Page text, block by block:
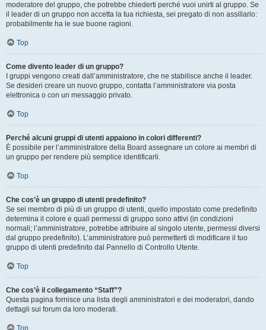
moderatore del gruppo, che potrebbe chiederti perché vuoi unirti al gruppo. Se
il leader di un gruppo non accetta la tua richiesta, sei pregato di non assillarlo:
probabilmente ha le sue buone ragioni.
Top
Come divento leader di un gruppo?
I gruppi vengono creati dall’amministratore, che ne stabilisce anche il leader.
Se desideri creare un nuovo gruppo, contatta l’amministratore via posta
elettronica o con un messaggio privato.
Top
Perché alcuni gruppi di utenti appaiono in colori differenti?
È possibile per l’amministratore della Board assegnare un colore ai membri di
un gruppo per rendere più semplice identificarli.
Top
Che cos’è un gruppo di utenti predefinito?
Se sei membro di più di un gruppo di utenti, quello impostato come predefinito
determina il colore e quali permessi di gruppo sono attivi (in condizioni
normali; l’amministratore, potrebbe attribuire al singolo utente, permessi diversi
dal gruppo predefinito). L’amministratore può permetterti di modificare il tuo
gruppo di utenti predefinito dal Pannello di Controllo Utente.
Top
Che cos’è il collegamento “Staff”?
Questa pagina fornisce una lista degli amministratori e dei moderatori, dando
dettagli sui forum da loro moderati.
Top